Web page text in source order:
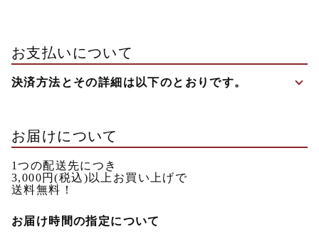
お支払いについて
決済方法とその詳細は以下のとおりです。
お届けについて
1つの配送先につき
3,000円(税込) 以上お買い上げで
送料無料！
お届け時間の指定について